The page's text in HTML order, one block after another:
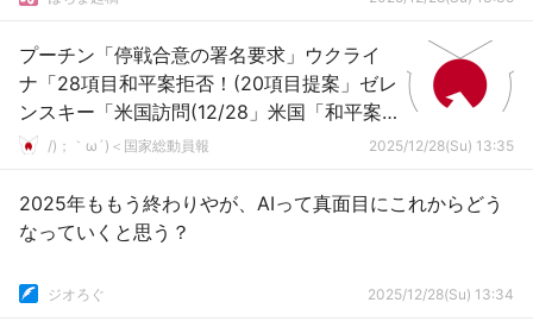
プーチン「停戦合意の署名要求」ウクライ
ナ「28項目和平案拒否！(20項目提案」ゼレ
ンスキー「米国訪問(12/28」米国「和平案
協議！」ゼレンスキー「支持率回復」→
/)；｀ω´)＜国家総動員報 2025/12/28(Su) 13:35
2025年ももう終わりやが、AIって真面目にこれからどう
なっていくと思う？
ジオろぐ 2025/12/28(Su) 13:34